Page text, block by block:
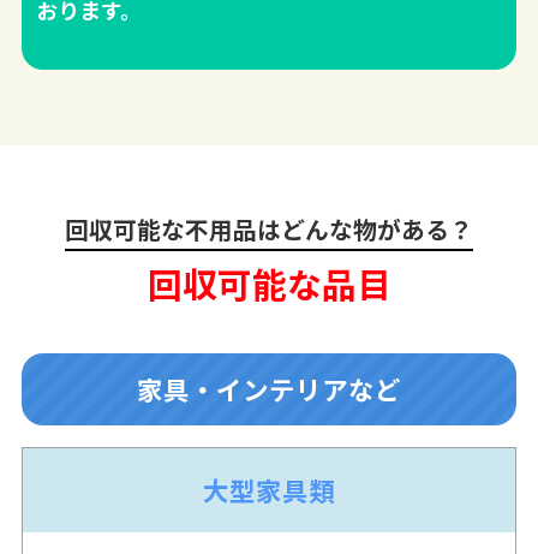
おります。
回収可能な不用品はどんな物がある？
回収可能な品目
家具・インテリアなど
大型家具類